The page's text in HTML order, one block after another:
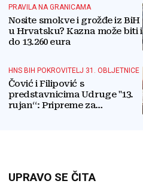
PRAVILA NA GRANICAMA
Nosite smokve i grožđe iz BiH
u Hrvatsku? Kazna može biti i
do 13.260 eura
HNS BIH POKROVITELJ 31. OBLJETNICE
Čović i Filipović s
predstavnicima Udruge "13.
rujan“: Pripreme za
UPRAVO SE ČITA